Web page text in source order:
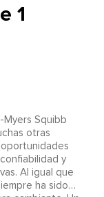
1
Myers Squibb
otras
y
Al igual que
ha sido…